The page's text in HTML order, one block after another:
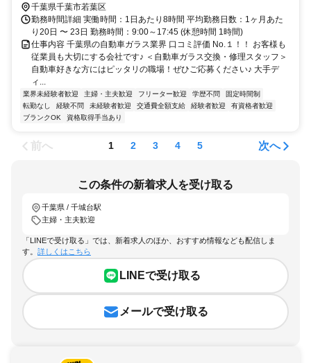
千葉県千葉市若葉区
勤務時間詳細 実働時間：1日あたり8時間 平均勤務日数：1ヶ月あた
り20日 〜 23日 勤務時間：9:00～17:45 (休憩時間 1時間)
仕事内容 千葉県の自動車ガラス業界 口コミ評価 No.１！！ お客様も
従業員も大切にする会社です♪ ＜自動車ガラス交換・修理スタッフ＞
自動車好きな方にはピッタリの職場！ぜひご応募ください♪ 大手デ
ィ...
業界未経験者歓迎 主婦・主夫歓迎 フリーター歓迎 学歴不問
固定時間制
転勤なし
経験不問 未経験者歓迎 交通費全額支給 経験者歓迎
有資格者歓迎
ブランクOK
資格取得手当あり
前へ 1 2 3 4 5 次へ
この条件の新着求人を受け取る
千葉県 / 千城台駅
主婦・主夫歓迎
「LINEで受け取る」では、新着求人のほか、おすすめ情報なども配信しま
す。 詳しくはこちら
LINEで受け取る
メールで受け取る